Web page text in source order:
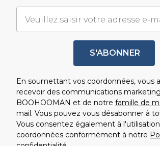
S'ABONNER
En soumettant vos coordonnées, vous
recevoir des communications
BOOHOOMAN et de notre famille de
mail. Vous pouvez vous désabonner à
Vous consentez également à
coordonnées conformément à notre